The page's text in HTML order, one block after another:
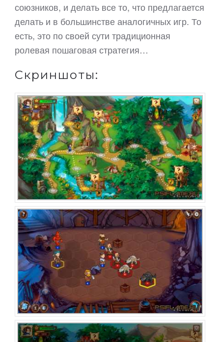
союзников, и делать все то, что предлагается
делать и в большинстве аналогичных игр. То
есть, это по своей сути традиционная
ролевая пошаговая стратегия…
Скриншоты: